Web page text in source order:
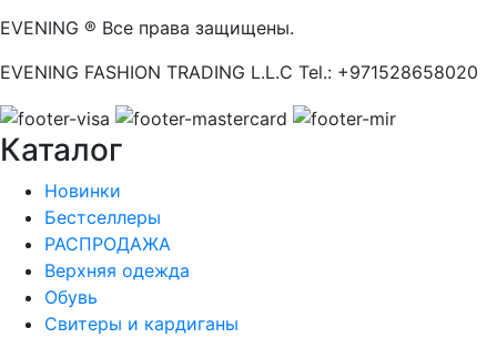
EVENING ® Все права защищены.
EVENING FASHION TRADING L.L.C Tel.: +971528658020
Каталог
Новинки
Бестселлеры
РАСПРОДАЖА
Верхняя одежда
Обувь
Свитеры и кардиганы